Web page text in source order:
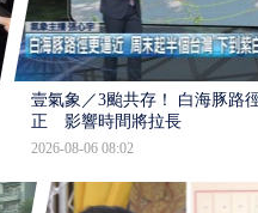
壹氣象／3颱共存！ 白海豚路
正 影響時間將拉長
2026-08-06 08:02